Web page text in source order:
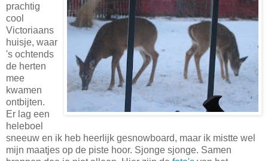
prachtig
cool
Victoriaans
huisje, waar
's ochtends
de herten
mee
kwamen
ontbijten.
Er lag een
heleboel
sneeuw en ik heb heerlijk gesnowboard, maar ik mistte wel
mijn maatjes op de piste hoor. Sjonge sjonge. Samen